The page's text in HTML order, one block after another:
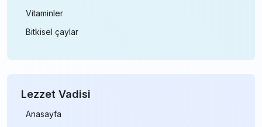
Vitaminler
Bitkisel çaylar
Lezzet Vadisi
Anasayfa